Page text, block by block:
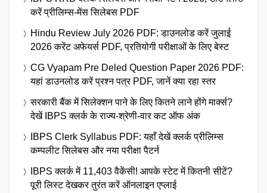
करें प्रीलिम्स-मेंस सिलेबस PDF
Hindu Review July 2026 PDF: डाउनलोड करें जुलाई
2026 करेंट अफेयर्स PDF, प्रतियोगी परीक्षाओं के लिए बेस्ट
CG Vyapam Pre Deled Question Paper 2026 PDF:
यहां डाउनलोड करें प्रश्न पत्र PDF, जानें क्या रहा स्तर
सरकारी बैंक में सिलेक्शन पाने के लिए कितने लाने होंगे मार्क्स?
देखें IBPS क्लर्क के राज्य-श्रेणी-वार कट ऑफ अंक
IBPS Clerk Syllabus PDF: यहाँ देखें क्लर्क प्रीलिम्स
कम्पलीट सिलेबस और नया परीक्षा पैटर्न
IBPS क्लर्क में 11,403 वैकेंसी! आपके स्टेट में कितनी सीटें?
पूरी लिस्ट देखकर तुरंत करें ऑनलाइन एप्लाई